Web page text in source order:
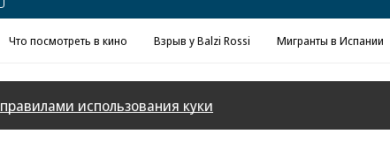
Что посмотреть в кино Взрыв у Balzi Rossi Мигранты в Испании
правилами использования куки